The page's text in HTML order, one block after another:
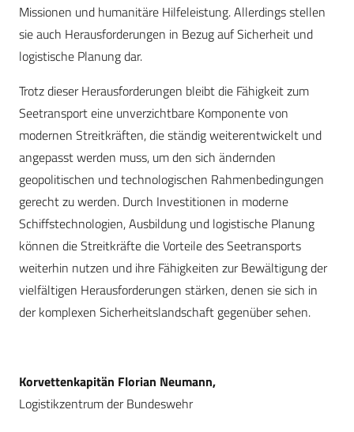
Missionen und humanitäre Hilfeleistung. Allerdings stellen
sie auch Herausforderungen in Bezug auf Sicherheit und
logistische Planung dar.
Trotz dieser Herausforderungen bleibt die Fähigkeit zum
Seetransport eine unverzichtbare Komponente von
modernen Streitkräften, die ständig weiterentwickelt und
angepasst werden muss, um den sich ändernden
geopolitischen und technologischen Rahmenbedingungen
gerecht zu werden. Durch Investitionen in moderne
Schiffstechnologien, Ausbildung und logistische Planung
können die Streitkräfte die Vorteile des Seetransports
weiterhin nutzen und ihre Fähigkeiten zur Bewältigung der
vielfältigen Herausforderungen stärken, denen sie sich in
der komplexen Sicherheitslandschaft gegenüber sehen.
Korvettenkapitän Florian Neumann,
Logistikzentrum der Bundeswehr